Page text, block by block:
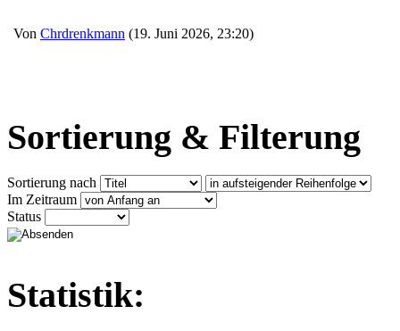
Von Chrdrenkmann (19. Juni 2026, 23:20)
Sortierung & Filterung
Sortierung nach
Im Zeitraum
Status
Statistik: